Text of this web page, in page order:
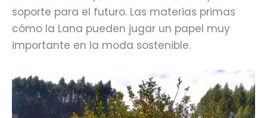
soporte para el futuro. Las materias primas
cómo la Lana pueden jugar un papel muy
importante en la moda sostenible.